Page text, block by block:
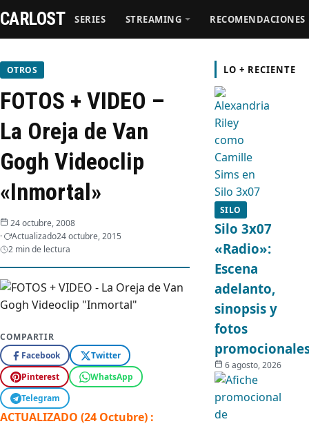
Series
Streaming
Recomendaciones
Webisodios
CARLOST SERIES STREAMING RECOMENDACIONES
OTROS
FOTOS + VIDEO –
La Oreja de Van
Gogh Videoclip
«Inmortal»
24 octubre, 2008
Actualizado24 octubre, 2015
2 min de lectura
COMPARTIR
Facebook
Twitter
Pinterest
WhatsApp
Telegram
ACTUALIZADO (24 Octubre) :
LO + RECIENTE
SILO
Silo 3x07
«Radio»:
Escena
adelanto,
sinopsis y
fotos
6 agosto, 2026